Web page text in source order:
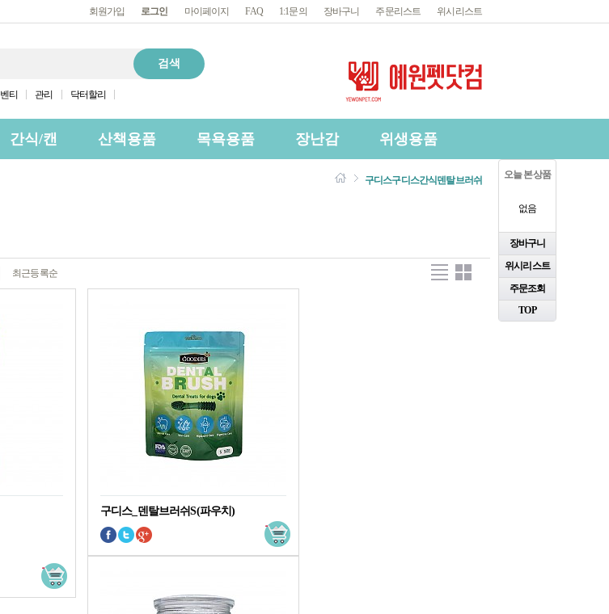
회원가입 로그인 마이페이지 FAQ 1:1문의 장바구니 주문리스트 위시리스트
벤티 관리 닥터할리
간식/캔 산책용품 목욕용품 장난감 위생용품
오늘 본 상품
없음
장바구니
위시리스트
주문조회
TOP
구디스구디스간식덴탈브러쉬
최근등록순
구디스_덴탈브러쉬S(파우치)